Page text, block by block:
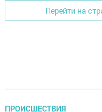
Перейти на
ПРОИСШЕСТВИЯ